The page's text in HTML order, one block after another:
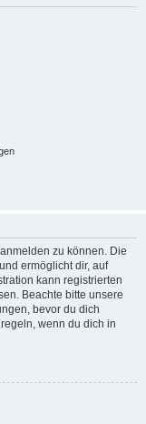
zu können. Die
ermöglicht dir, auf
kann registrierten
Beachte bitte unsere
bevor du dich
wenn du dich in